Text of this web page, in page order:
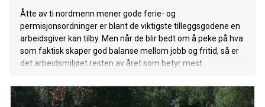
Åtte av ti nordmenn mener gode ferie- og
permisjonsordninger er blant de viktigste tilleggsgodene en
arbeidsgiver kan tilby. Men når de blir bedt om å peke på hva
som faktisk skaper god balanse mellom jobb og fritid, så er
det arbeidsmiljøet resten av året som betyr mest.